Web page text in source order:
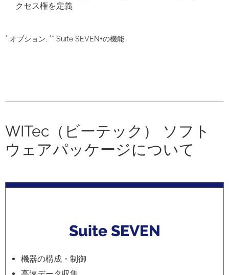
クセス権を定義
* オプション, ** Suite SEVEN+の機能
WITec（ビーテック） ソフト
ウェアパッケージについて
Suite SEVEN
機器の構成・制御